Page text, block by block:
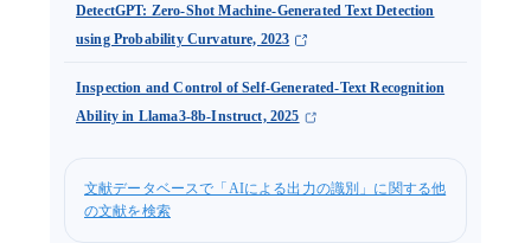
DetectGPT: Zero-Shot Machine-Generated Text Detection
using Probability Curvature, 2023
Inspection and Control of Self-Generated-Text Recognition
Ability in Llama3-8b-Instruct, 2025
文献データベースで「AIによる出力の識別」に関する他
の文献を検索